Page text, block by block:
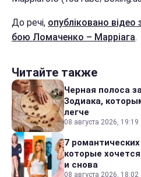
До речі, опубліковано
бою Ломаченко – Марріага.
Читайте также
Черная полоса
Зодиака,
легче
08 августа 2026, 19:19
7
которые
и снова
08 августа 2026, 18:02